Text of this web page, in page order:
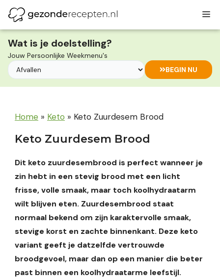
naar
de
inhoud
Wat is je doelstelling?
Jouw Persoonlijke Weekmenu's
BEGIN NU
Home » Keto » Keto Zuurdesem Brood
Keto Zuurdesem Brood
Dit keto zuurdesembrood is perfect wanneer je
zin hebt in een stevig brood met een licht
frisse, volle smaak, maar toch koolhydraatarm
wilt blijven eten. Zuurdesembrood staat
normaal bekend om zijn karaktervolle smaak,
stevige korst en zachte binnenkant. Deze keto
variant geeft je datzelfde vertrouwde
broodgevoel, maar dan op een manier die beter
past binnen een koolhydraatarme leefstijl.